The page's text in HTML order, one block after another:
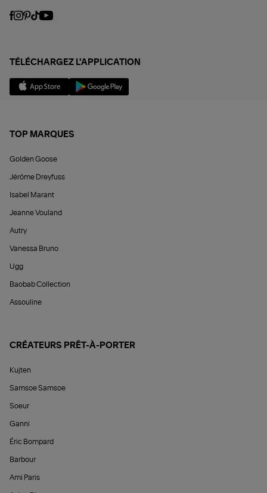
TÉLÉCHARGEZ L'APPLICATION
TOP MARQUES
Golden Goose
Jérôme Dreyfuss
Isabel Marant
Jeanne Vouland
Autry
Vanessa Bruno
Ugg
Baobab Collection
Assouline
CRÉATEURS PRÊT-À-PORTER
Kujten
Samsoe Samsoe
Soeur
Ganni
Éric Bompard
Barbour
Ami Paris